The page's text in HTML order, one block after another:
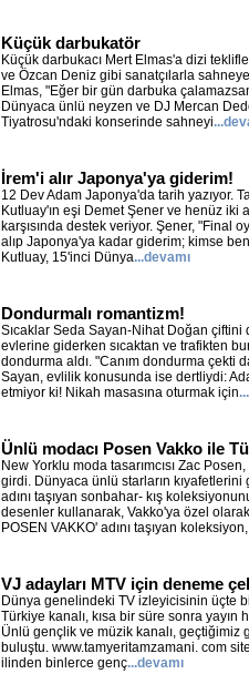
Küçük darbukatör
Küçük darbukacı Mert Elmas'a dizi
ve Özcan Deniz gibi sanatçılarla
Elmas, "Eğer bir gün darbuka
Dünyaca ünlü neyzen ve DJ Mercan
Tiyatrosu'ndaki konserinde sahneyi
İrem'i alır Japonya'ya giderim!
12 Dev Adam Japonya'da tarih yazıyor.
Kutluay'ın eşi Demet Şener ve henüz iki
karşısında destek veriyor. Şener, "Final
alıp Japonya'ya kadar giderim; kimse
Kutluay, 15'inci Dünya...devamı
Dondurmalı romantizm!
Sıcaklar Seda Sayan-Nihat Doğan çiftini
evlerine giderken sıcaktan ve trafikten
dondurma aldı. "Canım dondurma çekti
Sayan, evlilik konusunda ise dertliydi:
etmiyor ki! Nikah masasına oturmak için
Ünlü modacı Posen Vakko ile
New Yorklu moda tasarımcısı Zac
girdi. Dünyaca ünlü starların
adını taşıyan sonbahar- kış
desenler kullanarak, Vakko'ya özel
POSEN VAKKO' adını taşıyan
VJ adayları MTV için deneme
Dünya genelindeki TV izleyicisinin üçte
Türkiye kanalı, kısa bir süre sonra yayın
Ünlü gençlik ve müzik kanalı, geçtiğimiz
buluştu. www.tamyeritamzamani. com
ilinden binlerce genç...devamı